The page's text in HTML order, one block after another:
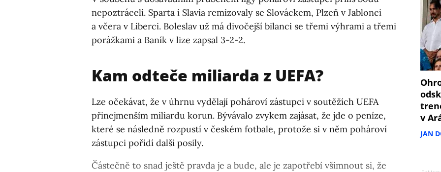
nepoztráceli. Sparta i Slavia remizovaly se Slováckem, Plzeň v Jablonci
a včera v Liberci. Boleslav už má divočejší bilanci se třemi výhrami a třemi
porážkami a Baník v lize zapsal 3-2-2.
Kam odteče miliarda z UEFA?
Lze očekávat, že v úhrnu vydělají pohároví zástupci v soutěžích UEFA
přinejmenším miliardu korun. Bývávalo zvykem zajásat, že jde o peníze,
které se následně rozpustí v českém fotbale, protože si v něm pohároví
zástupci pořídí další posily.
Částečně to snad ještě pravda je a bude, ale je zapotřebí všimnout si, že
v
JAN